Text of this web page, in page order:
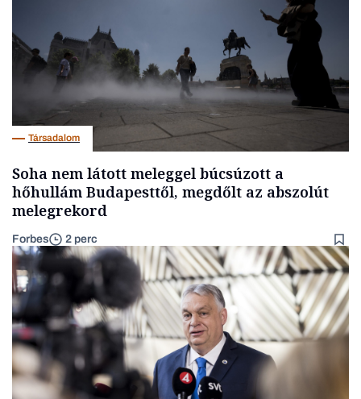
Társadalom
Soha nem látott meleggel búcsúzott a
hőhullám Budapesttől, megdőlt az abszolút
melegrekord
Forbes 2 perc